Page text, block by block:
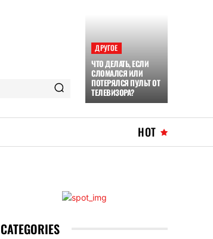
ДРУГОЕ
ЧТО ДЕЛАТЬ, ЕСЛИ
СЛОМАЛСЯ ИЛИ
ПОТЕРЯЛСЯ ПУЛЬТ ОТ
ТЕЛЕВИЗОРА?
HOT
CATEGORIES